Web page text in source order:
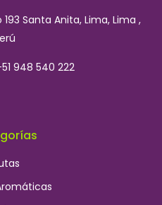
Santa Anita, Lima, Lima ,
948 540 222